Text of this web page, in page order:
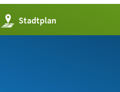
Stadtplan
(Öffnet
in
einem